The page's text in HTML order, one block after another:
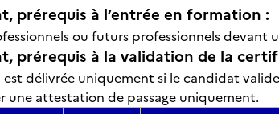
prérequis à l’entrée en formation :
ou futurs professionnels
prérequis à la validation de la
délivrée uniquement si le candidat
une attestation de passage uniquement.